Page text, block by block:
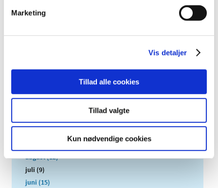
Marketing
Vis detaljer
Tillad alle cookies
Tillad valgte
Kun nødvendige cookies
2023 (195)
2017 (167)
september (16)
august (12)
juli (9)
juni (15)